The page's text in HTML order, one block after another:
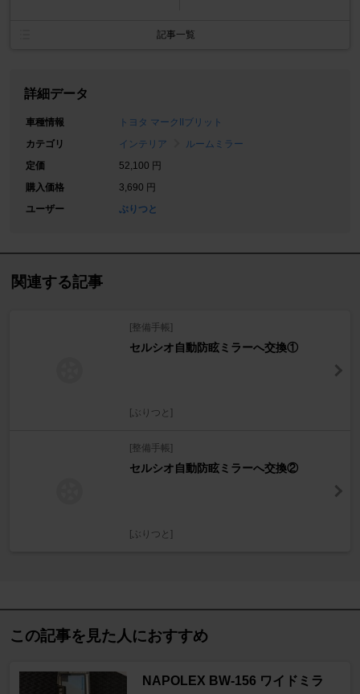
記事一覧
詳細データ
車種情報
トヨタ マークIIブリット
カテゴリ
インテリア
ルームミラー
定価
52,100 円
購入価格
3,690 円
ユーザー
ぶりつと
関連する記事
[整備手帳]
セルシオ自動防眩ミラーへ交換①
[ぶりつと]
[整備手帳]
セルシオ自動防眩ミラーへ交換②
[ぶりつと]
この記事を見た人におすすめ
NAPOLEX BW-156 ワイドミラ